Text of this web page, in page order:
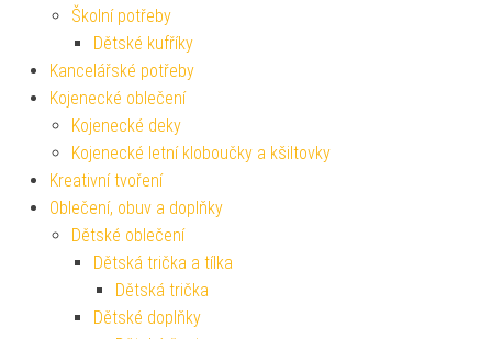
Školní potřeby
Dětské kufříky
Kancelářské potřeby
Kojenecké oblečení
Kojenecké deky
Kojenecké letní kloboučky a kšiltovky
Kreativní tvoření
Oblečení, obuv a doplňky
Dětské oblečení
Dětská trička a tílka
Dětská trička
Dětské doplňky